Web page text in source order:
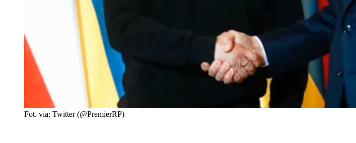
Fot. via: Twitter (@PremierRP)